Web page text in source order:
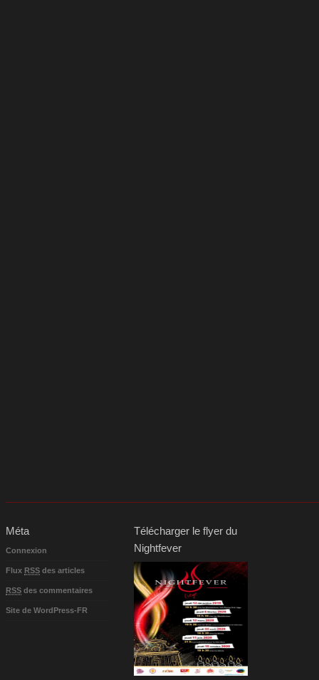
Méta
Connexion
Flux RSS des articles
RSS des commentaires
Site de WordPress-FR
Télécharger le flyer du
Nightfever